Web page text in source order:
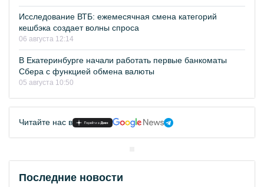
Исследование ВТБ: ежемесячная смена категорий
кешбэка создает волны спроса
06 августа 12:14
В Екатеринбурге начали работать первые банкоматы
Сбера с функцией обмена валюты
05 августа 10:50
Читайте нас в
Последние новости